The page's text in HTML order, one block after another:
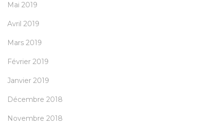
Mai 2019
Avril 2019
Mars 2019
Février 2019
Janvier 2019
Décembre 2018
Novembre 2018